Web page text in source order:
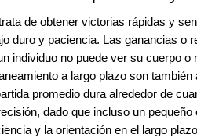
de obtener victorias rápidas y
duro y paciencia. Las ganancias
individuo no puede ver su cuerpo
a largo plazo son
promedio dura alrededor de
dado que incluso un
y la orientación en el largo